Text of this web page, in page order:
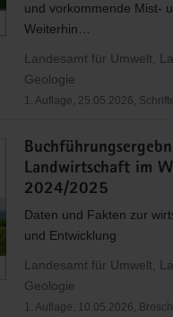
und vorkommende Mist-
Weiterhin…
Landesamt für Umwelt,
Geologie
1. Auflage, 25.05.2026,
Landwirtschaft im
2024/2025
Daten und Fakten zur
und Entwicklung
Landesamt für Umwelt,
Geologie
1. Auflage, 10.05.2026,